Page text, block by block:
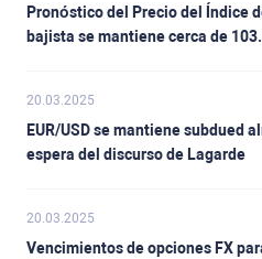
Pronóstico del Precio del Índice
bajista se mantiene cerca de
20.03.2025
EUR/USD se mantiene subdued
espera del discurso de Lagarde
20.03.2025
Vencimientos de opciones FX